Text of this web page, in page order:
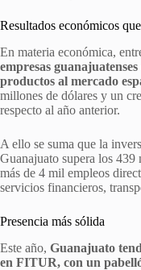
Resultados económicos
En materia económica,
empresas
productos al mercado
millones de dólares y un
respecto al año anterior.
A ello se suma que la
Guanajuato supera los 439
más de 4 mil empleos
servicios financieros,
Presencia más sólida
Este año, Guanajuato
en FITUR, con un